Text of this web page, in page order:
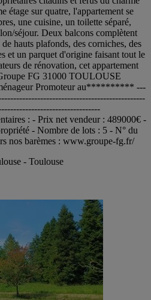
étage sur quatre, l'appartement se
une cuisine, un toilette séparé,
séjour. Deux balcons complètent
hauts plafonds, des corniches, des
et un parquet d'origine faisant tout le
de rénovation, cet appartement
FG 31000 TOULOUSE
Promoteur au********** ---
: - Prix net vendeur : 489000€ -
- Nombre de lots : 5 - N° du
nos barèmes : www.groupe-fg.fr/
- Toulouse